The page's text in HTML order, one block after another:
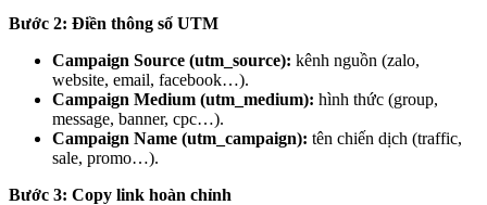
Bước 2: Điền thông số UTM
Campaign Source (utm_source): kênh nguồn (zalo,
website, email, facebook…).
Campaign Medium (utm_medium): hình thức (group,
message, banner, cpc…).
Campaign Name (utm_campaign): tên chiến dịch (traffic,
sale, promo…).
Bước 3: Copy link hoàn chỉnh